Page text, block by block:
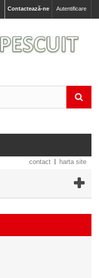
Autentificare
Contactează-ne
contact harta site